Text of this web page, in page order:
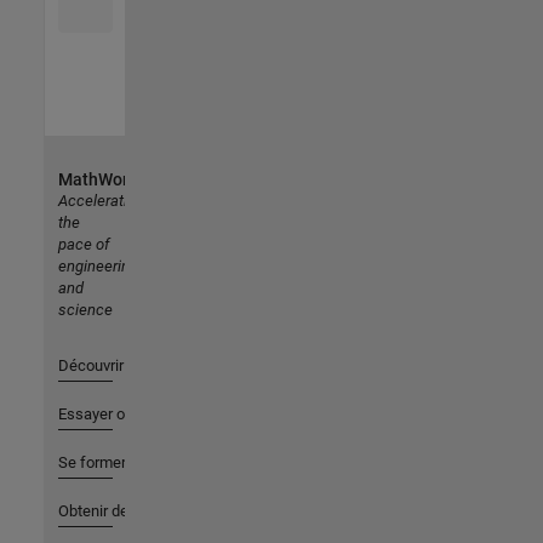
MathWorks
Accelerating
the
pace of
engineering
and
science
Découvrir les produits
Essayer ou acheter
Se former
Obtenir de l'aide